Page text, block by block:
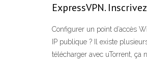
ExpressVPN.
Configurer un point d’accès
IP publique ? Il existe
télécharger avec uTorrent, ça